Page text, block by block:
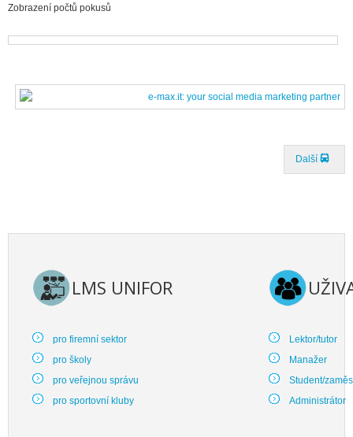
Zobrazení počtů pokusů
Další
LMS UNIFOR
pro firemní sektor
pro školy
pro veřejnou správu
pro sportovní kluby
Lektor/tutor
Manažer
Student/
Administrátor